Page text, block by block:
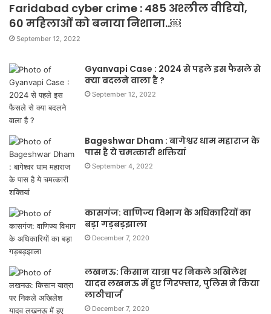
Faridabad cyber crime : 485 अश्लील वीडियो,
60 महिलाओं को बनाया निशाना..￼
September 12, 2022
Gyanvapi Case : 2024 से पहले इस फैसले से
क्या बदलने वाला है ?
September 12, 2022
Bageshwar Dham : बागेश्वर धाम महाराज के
पास है ये चमत्कारी शक्तियां
September 4, 2022
कासगंज: वाणिज्य विभाग के अधिकारियों का
बड़ा गड़बड़झाला
December 7, 2020
लखनऊ: किसान यात्रा पर निकले अखिलेश
यादव लखनऊ में हुए गिरफ्तार, पुलिस ने किया
लाठीचार्ज
December 7, 2020